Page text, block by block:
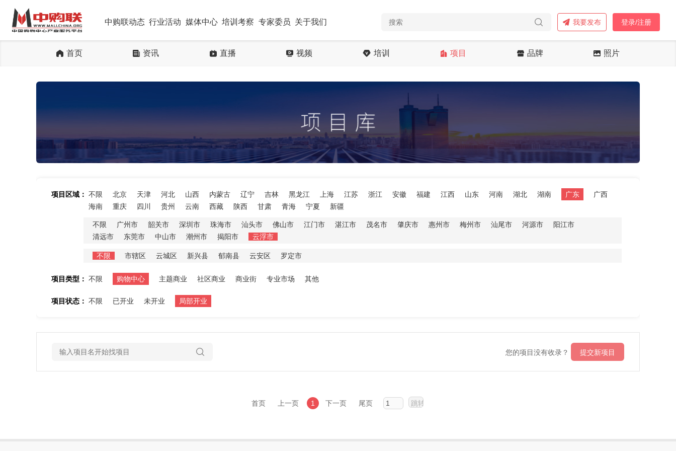
中购联动态 行业活动 媒体中心 培训考察 专家委员 关于我们 我要发布 登录/注册
首页 资讯 直播 视频 培训 项目 品牌 照片
项目区域： 不限 北京 天津 河北 山西 内蒙古 辽宁 吉林 黑龙江 上海 江苏 浙江 安徽 福建 江西 山东 河南 湖北 湖南 广东
广西
海南
重庆 四川 贵州 云南 西藏 陕西 甘肃 青海 宁夏 新疆
不限 广州市 韶关市 深圳市 珠海市 汕头市 佛山市 江门市 湛江市 茂名市 肇庆市 惠州市 梅州市 汕尾市 河源市
阳江市
清远市
东莞市 中山市 潮州市 揭阳市 云浮市
不限 市辖区 云城区 新兴县 郁南县 云安区 罗定市
项目类型： 不限 购物中心 主题商业 社区商业 商业街 专业市场 其他
项目状态： 不限 已开业 未开业 局部开业
您的项目没有收录？ 提交新项目
首页 上一页 1 下一页 尾页